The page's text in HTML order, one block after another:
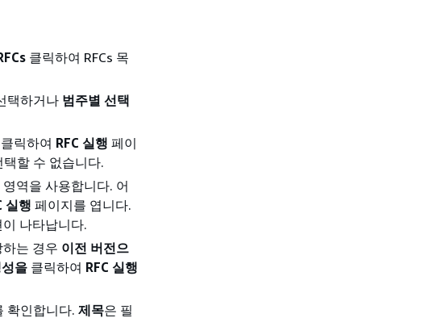
클릭하여 RFCs 목
택하거나 범주별 선택
릭하여 RFC 실행 페이
할 수 없습니다.
영역을 사용합니다. 어
실행 페이지를 엽니다.
나타납니다.
는 경우 이전 버전으
성을 클릭하여 RFC 실행
확인합니다. 제목은 필